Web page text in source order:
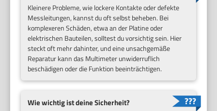
Kleinere Probleme, wie lockere Kontakte oder defekte
Messleitungen, kannst du oft selbst beheben. Bei
komplexeren Schäden, etwa an der Platine oder
elektrischen Bauteilen, solltest du vorsichtig sein. Hier
steckt oft mehr dahinter, und eine unsachgemäße
Reparatur kann das Multimeter unwiderruflich
beschädigen oder die Funktion beeinträchtigen.
Wie wichtig ist deine Sicherheit?